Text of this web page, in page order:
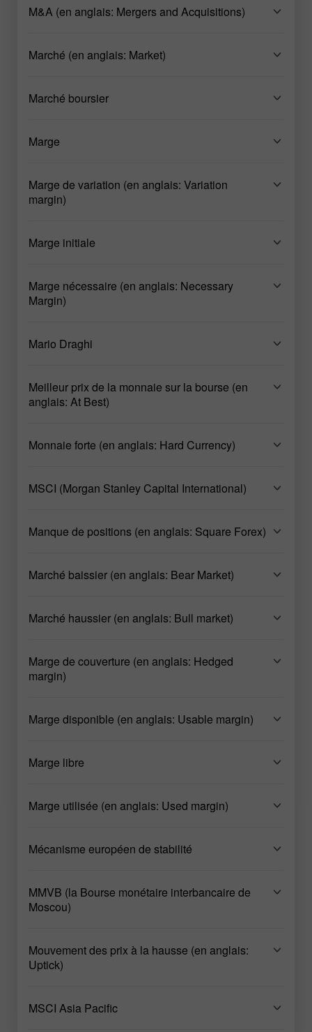
M&A (en anglais: Mergers and Acquisitions)
Marché (en anglais: Market)
Marché boursier
Marge
Marge de variation (en anglais: Variation
margin)
Marge initiale
Marge nécessaire (en anglais: Necessary
Margin)
Mario Draghi
Meilleur prix de la monnaie sur la bourse (en
anglais: At Best)
Monnaie forte (en anglais: Hard Currency)
MSCI (Morgan Stanley Capital International)
Manque de positions (en anglais: Square Forex)
Marché baissier (en anglais: Bear Market)
Marché haussier (en anglais: Bull market)
Marge de couverture (en anglais: Hedged
margin)
Marge disponible (en anglais: Usable margin)
Marge libre
Marge utilisée (en anglais: Used margin)
Mécanisme européen de stabilité
MMVB (la Bourse monétaire interbancaire de
Moscou)
Mouvement des prix à la hausse (en anglais:
Uptick)
MSCI Asia Pacific